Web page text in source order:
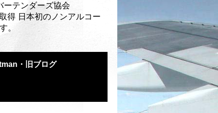
ーテンダーズ協会
得 日本初のノンアルコー
。
・旧ブログ